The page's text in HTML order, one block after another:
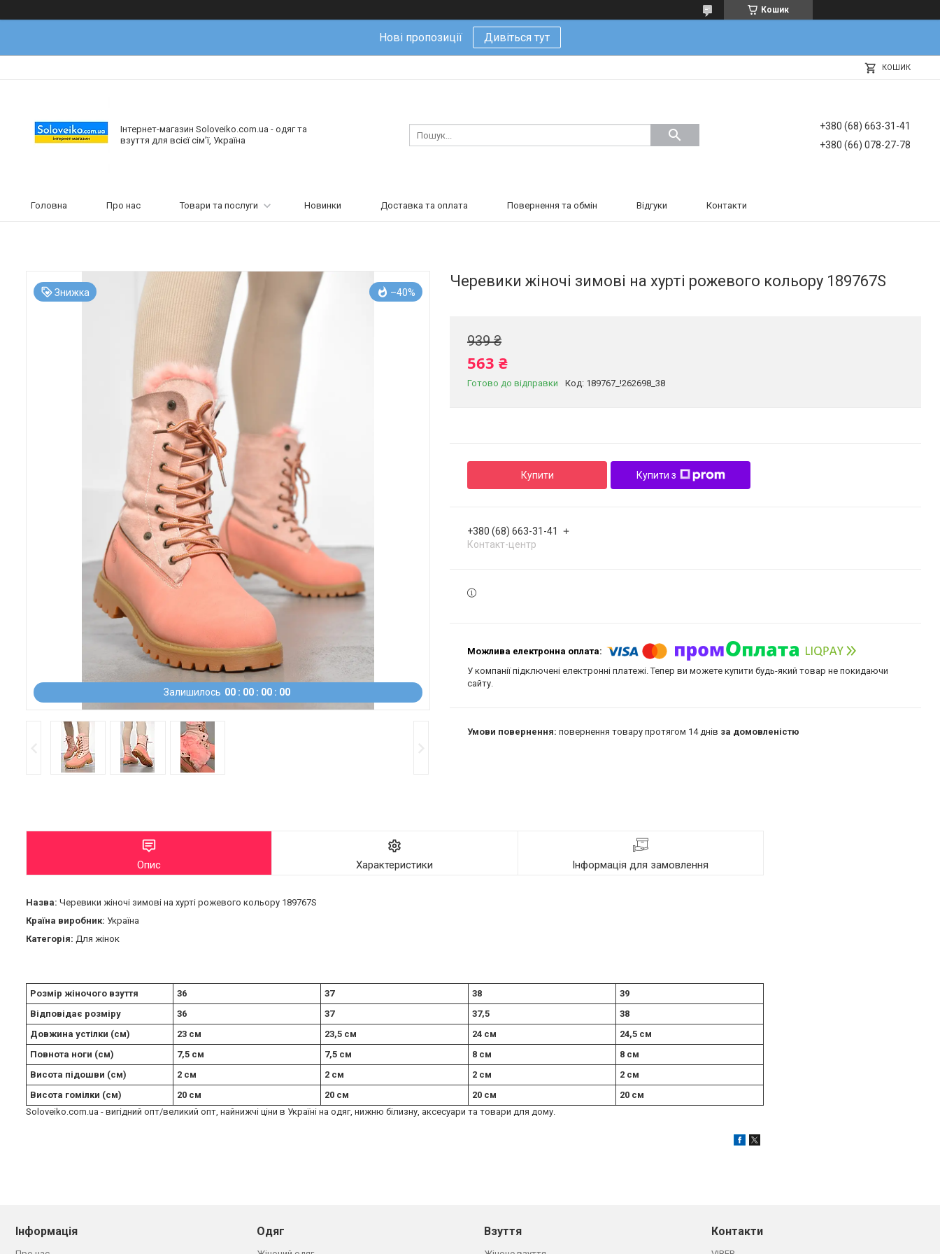
Кошик
Нові пропозиції Дивіться тут
КОШИК
Інтернет-магазин Soloveiko.com.ua - одяг та
взуття для всієї сім’ї, Україна
+380 (68) 663-31-41
+380 (66) 078-27-78
Головна Про нас Товари та послуги Новинки Доставка та оплата Повернення та обмін Відгуки Контакти
Залишилось 00 00 00 00
Знижка –40%
Черевики жіночі зимові на хурті рожевого кольору 189767S
939 ₴
563 ₴
Готово до відправки Код: 189767_!262698_38
Купити Купити з
+380 (68) 663-31-41
Контакт-центр
У компанії підключені електронні платежі. Тепер ви можете купити будь-який товар не покидаючи
сайту.
повернення товару протягом 14 днів за домовленістю
Опис Характеристики Інформація для замовлення
Назва: Черевики жіночі зимові на хурті рожевого кольору 189767S
Країна виробник: Україна
Категорія: Для жінок
Розмір жіночого взуття 36 37 38
39
Відповідає розміру
36 37 37,5
38
Довжина устілки (см)
23 см 23,5 см 24 см
24,5 см
Повнота ноги (см)
7,5 см 7,5 см 8 см
8 см
Висота підошви (см)
2 см 2 см 2 см
2 см
Висота гомілки (см)
20 см 20 см 20 см
20 см
Soloveiko.com.ua - вигідний опт/великий опт, найнижчі ціни в Україні на одяг, нижню білизну, аксесуари та товари для дому.
Інформація Одяг Взуття Контакти